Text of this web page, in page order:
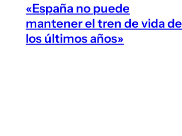
«España no puede
mantener el tren de vida de
los últimos años»